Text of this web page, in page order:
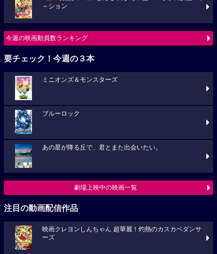
～ション
今週の映画動員数ランキング
要チェック！今週の３本
ミニオンズ＆モンスターズ
ブルーロック
あの星が降る丘で、君とまた出会いたい。
劇場上映中の映画一覧
注目の動画配信作品
映画クレヨンしんちゃん 超華麗！灼熱のカスカベダンサ
ーズ